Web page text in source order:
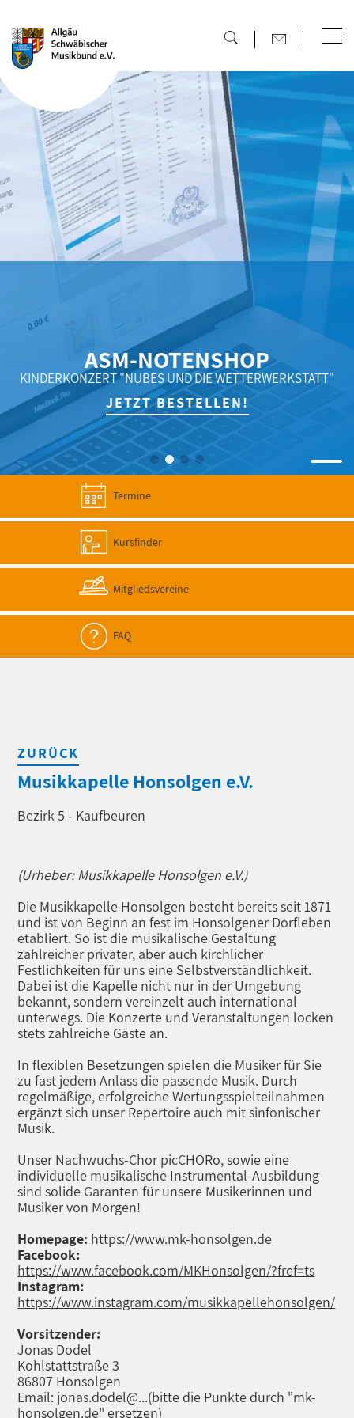
ASM-NOTENSHOP
KINDERKONZERT "NUBES UND DIE WETTERWERKSTATT"
JETZT BESTELLEN!
Termine
Kursfinder
Mitgliedsvereine
FAQ
ZURÜCK
Musikkapelle Honsolgen e.V.
Bezirk 5 - Kaufbeuren
(Urheber: Musikkapelle Honsolgen e.V.)
Die Musikkapelle Honsolgen besteht bereits seit 1871
und ist von Beginn an fest im Honsolgener Dorfleben
etabliert. So ist die musikalische Gestaltung
zahlreicher privater, aber auch kirchlicher
Festlichkeiten für uns eine Selbstverständlichkeit.
Dabei ist die Kapelle nicht nur in der Umgebung
bekannt, sondern vereinzelt auch international
unterwegs. Die Konzerte und Veranstaltungen locken
stets zahlreiche Gäste an.
In flexiblen Besetzungen spielen die Musiker für Sie
zu fast jedem Anlass die passende Musik. Durch
regelmäßige, erfolgreiche Wertungsspielteilnahmen
ergänzt sich unser Repertoire auch mit sinfonischer
Musik.
Unser Nachwuchs-Chor picCHORo, sowie eine
individuelle musikalische Instrumental-Ausbildung
sind solide Garanten für unsere Musikerinnen und
Musiker von Morgen!
Homepage: https://www.mk-honsolgen.de
Facebook:
https://www.facebook.com/MKHonsolgen/?fref=ts
Instagram:
https://www.instagram.com/musikkapellehonsolgen/
Vorsitzender:
Jonas Dodel
Kohlstattstraße 3
86807 Honsolgen
Email: jonas.dodel@...(bitte die Punkte durch "mk-
honsolgen.de" ersetzen)